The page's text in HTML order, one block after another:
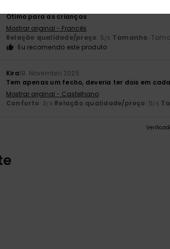
Ótimo para as crianças
Mostrar original - Francês
Relação qualidade/preço: 5/5 Tamanho:
Eu recomendo este produto
Kira19. Novembro 2025
Tem apenas um fecho, deveria ter dois em
Mostrar original - Castelhano
Conforto: 3/5 Relação qualidade/preço: 5/5